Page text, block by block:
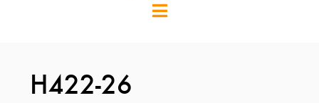
H422-26